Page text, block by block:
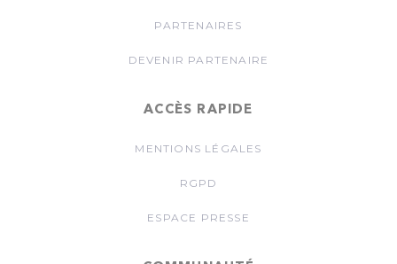
PARTENAIRES
DEVENIR PARTENAIRE
ACCÈS RAPIDE
MENTIONS LÉGALES
RGPD
ESPACE PRESSE